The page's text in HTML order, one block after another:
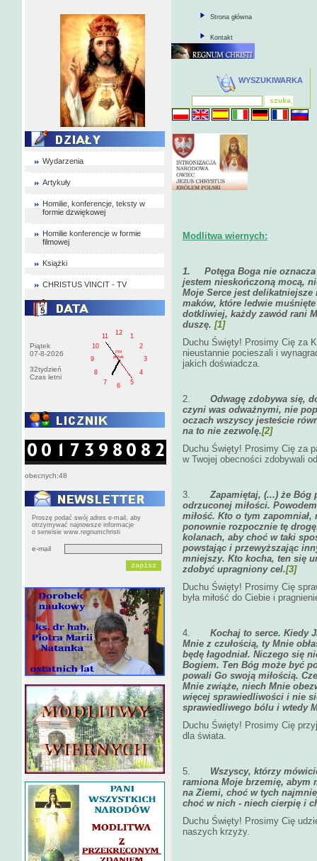
Wydarzenia
Artykuły
Homilie, konferencje, teksty w
formie dzwiękowej
Homilie konferencje w formie
filmowej
Książki
CHRISTUS VINCIT - TV
Piątek
07-8-2026
32tydzień
Czas letni
1
2
3
4
5
6
7
8
9
10
11
12
PM
pištek
obecnych:48
Proszę podać swój adres e-mail, aby
otrzymywać najnowsze informacje
o serwisie www.regnumchristi
e-mail
Strona główna
Kontakt
WYSZUKIWARKA
Modlitwa wiernych:
1. Potęga Boga nie
jestem nieskończoną mocą,
Moje Serce jest
maków, które ledwie
dotkliwiej, każdy zawód rani
duszę. [1]
Duchu Święty! Prosimy Cię za
nieustannie pocieszali i
jakich doświadcza.
2. Odwagę zdobywa się,
czyni was odważnymi, nie
oczach wszyscy jesteście
na to nie zezwolę.[2]
Duchu Święty! Prosimy Cię za
w Twojej obecności zdobywali
3.Zapamiętaj, (...) że
odrzuconej miłości.
miłość. Kto o tym
ponownie rozpocznie tę
kolanach, aby choć w taki
powstając i przewyższając
mniejszy. Kto kocha, ten się
zdobyć upragniony cel.[3]
Duchu Święty! Prosimy Cię
była miłość do Ciebie i
4. Kochaj to serce. Kiedy
Mnie z czułością, ty Mnie
będę łagodniał. Niczego się
Bogiem. Ten Bóg może być
powali Go swoją miłością.
Mnie zwiąże, niech Mnie
więcej sprawiedliwości i nie
sprawiedliwego bólu i wtedy
Duchu Święty! Prosimy Cię
dla świata.
5. Wszyscy, którzy
ramiona Moje brzemię, abym
na Ziemi, choć w tych
choć w nich - niech cierpię i
Duchu Święty! Prosimy Cię
naszych krzyży.